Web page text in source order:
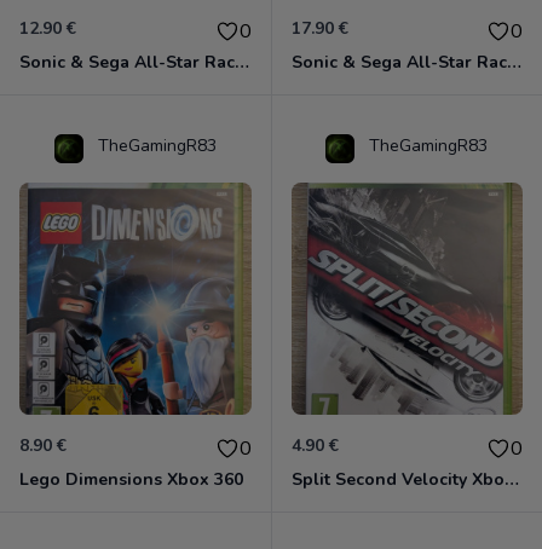
12.90 € 0
Sonic & Sega All-Star Racing avec Banjo-Kazooie Xbox 360
17.90 € 0
Sonic & Sega All-Star Racing - Transformed Xbox 360
TheGamingR83
8.90 € 0
Lego Dimensions Xbox 360
TheGamingR83
4.90 € 0
Split Second Velocity Xbox 360